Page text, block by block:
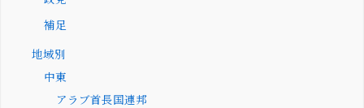
補足
地域別
中東
アラブ首長国連邦